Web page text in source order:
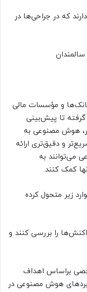
که در جراحی‌ها در
و مؤسسات مالی
گرفته تا پیش‌بینی
هوش مصنوعی به
و دقیق‌تری ارائه
می‌توانند به
کمک کنند.
زیر متحول کرده
را بررسی کنند و
بر‌اساس اهداف
هوش مصنوعی در